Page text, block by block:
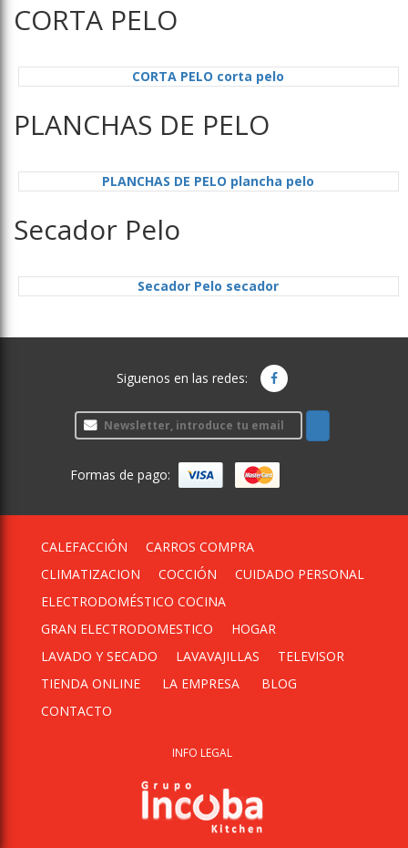
CORTA PELO
CORTA PELO corta pelo
PLANCHAS DE PELO
PLANCHAS DE PELO plancha pelo
Secador Pelo
Secador Pelo secador
Siguenos en las redes:
Formas de pago:
CALEFACCIÓN
CARROS COMPRA
CLIMATIZACION
COCCIÓN
CUIDADO PERSONAL
ELECTRODOMÉSTICO COCINA
GRAN ELECTRODOMESTICO
HOGAR
LAVADO Y SECADO
LAVAVAJILLAS
TELEVISOR
TIENDA ONLINE
LA EMPRESA
BLOG
CONTACTO
INFO LEGAL